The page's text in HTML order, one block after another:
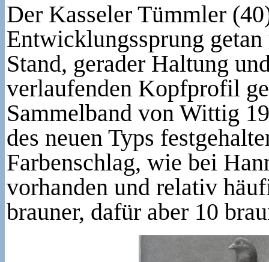
Der Kasseler Tümmler
Entwicklungssprung
Stand, gerader Haltung
verlaufenden Kopfprofil
Sammelband von Wittig
des neuen Typs
Farbenschlag, wie bei
vorhanden und relativ
brauner, dafür aber 10